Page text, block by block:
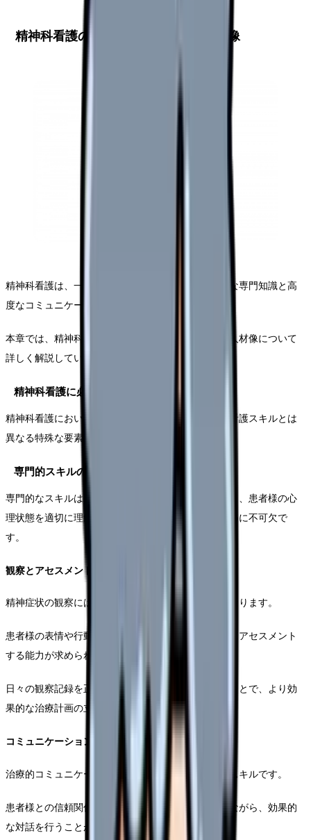
精神科看護の特殊性と求められる人材像
精神科看護は、一般的な看護スキルに加えて、特殊な専門知識と高
度なコミュニケーション能力が求められる分野です。
本章では、精神科看護に必要な専門性と、理想的な人材像について
詳しく解説していきます。
精神科看護に必要な専門性
精神科看護において求められる専門性は、一般的な看護スキルとは
異なる特殊な要素を含んでいます。
専門的スキルの重要性
専門的なスキルは精神科看護の基盤となるものであり、患者様の心
理状態を適切に理解し、効果的なケアを提供するために不可欠で
す。
観察とアセスメント能力
精神症状の観察には高度な専門知識と経験が必要となります。
患者様の表情や行動の微細な変化を見逃さず、適切にアセスメント
する能力が求められます。
日々の観察記録を正確に行い、チーム内で共有することで、より効
果的な治療計画の立案につながります。
コミュニケーションスキル
治療的コミュニケーションは精神科看護の要となるスキルです。
患者様との信頼関係を構築し、適切な距離感を保ちながら、効果的
な対話を行うことが重要です。